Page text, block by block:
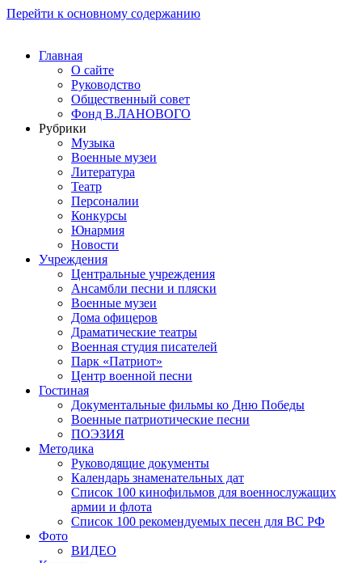
Перейти к основному содержанию
Главная
О сайте
Руководство
Общественный совет
Фонд В.ЛАНОВОГО
Рубрики
Музыка
Военные музеи
Литература
Театр
Персоналии
Конкурсы
Юнармия
Новости
Учреждения
Центральные учреждения
Ансамбли песни и пляски
Военные музеи
Дома офицеров
Драматические театры
Военная студия писателей
Парк «Патриот»
Центр военной песни
Гостиная
Документальные фильмы ко Дню Победы
Военные патриотические песни
ПОЭЗИЯ
Методика
Руководящие документы
Календарь знаменательных дат
Список 100 кинофильмов для военнослужащих
армии и флота
Список 100 рекомендуемых песен для ВС РФ
Фото
ВИДЕО